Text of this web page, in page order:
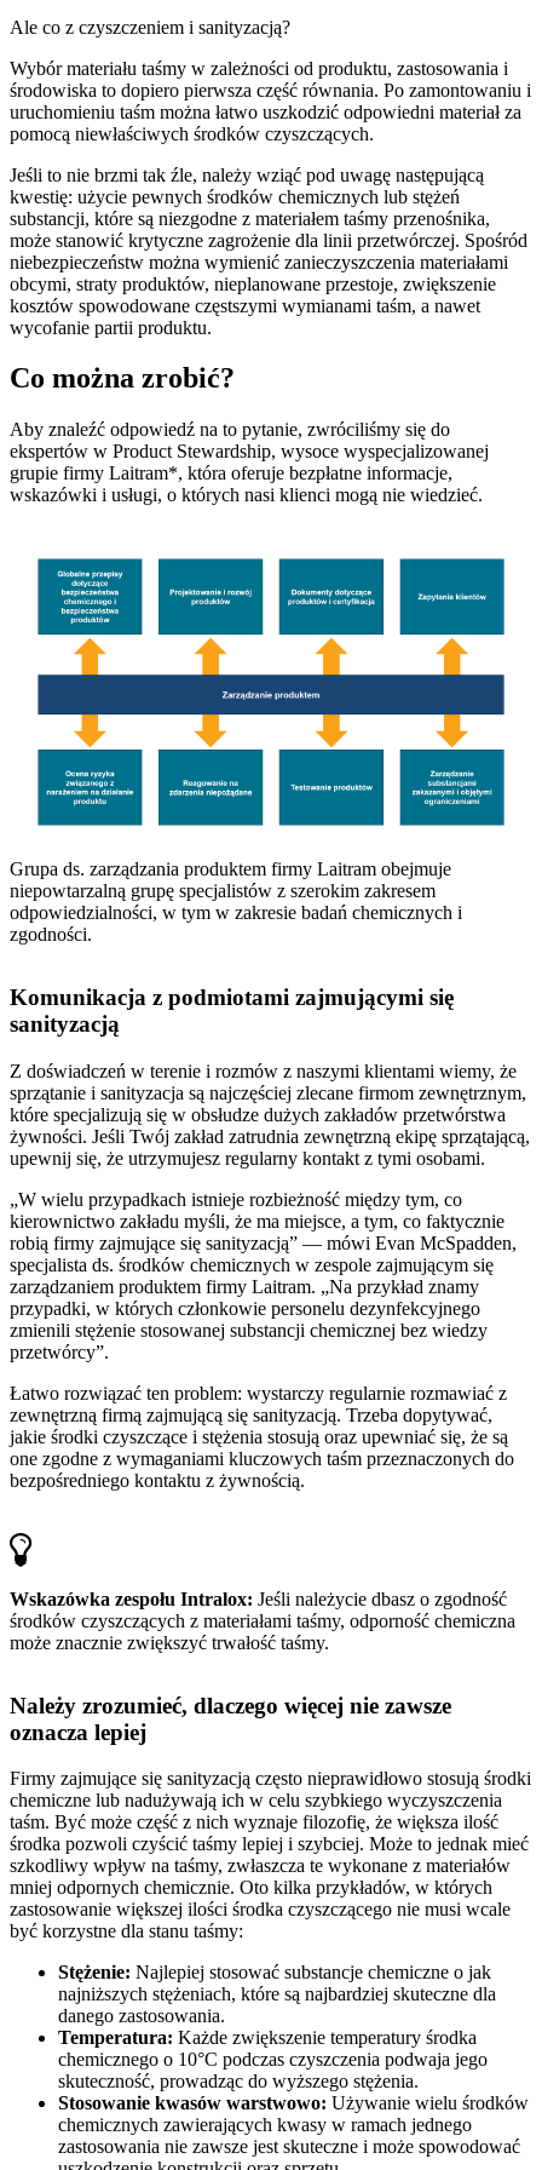
Ale co z czyszczeniem i sanityzacją?
Wybór materiału taśmy w zależności od produktu, zastosowania i
środowiska to dopiero pierwsza część równania. Po zamontowaniu i
uruchomieniu taśm można łatwo uszkodzić odpowiedni materiał za
pomocą niewłaściwych środków czyszczących.
Jeśli to nie brzmi tak źle, należy wziąć pod uwagę następującą
kwestię: użycie pewnych środków chemicznych lub stężeń
substancji, które są niezgodne z materiałem taśmy przenośnika,
może stanowić krytyczne zagrożenie dla linii przetwórczej. Spośród
niebezpieczeństw można wymienić zanieczyszczenia materiałami
obcymi, straty produktów, nieplanowane przestoje, zwiększenie
kosztów spowodowane częstszymi wymianami taśm, a nawet
wycofanie partii produktu.
Co można zrobić?
Aby znaleźć odpowiedź na to pytanie, zwróciliśmy się do
ekspertów w Product Stewardship, wysoce wyspecjalizowanej
grupie firmy Laitram*, która oferuje bezpłatne informacje,
wskazówki i usługi, o których nasi klienci mogą nie wiedzieć.
Grupa ds. zarządzania produktem firmy Laitram obejmuje
niepowtarzalną grupę specjalistów z szerokim zakresem
odpowiedzialności, w tym w zakresie badań chemicznych i
zgodności.
Komunikacja z podmiotami zajmującymi się
sanityzacją
Z doświadczeń w terenie i rozmów z naszymi klientami wiemy, że
sprzątanie i sanityzacja są najczęściej zlecane firmom zewnętrznym,
które specjalizują się w obsłudze dużych zakładów przetwórstwa
żywności. Jeśli Twój zakład zatrudnia zewnętrzną ekipę sprzątającą,
upewnij się, że utrzymujesz regularny kontakt z tymi osobami.
„W wielu przypadkach istnieje rozbieżność między tym, co
kierownictwo zakładu myśli, że ma miejsce, a tym, co faktycznie
robią firmy zajmujące się sanityzacją” — mówi Evan McSpadden,
specjalista ds. środków chemicznych w zespole zajmującym się
zarządzaniem produktem firmy Laitram. „Na przykład znamy
przypadki, w których członkowie personelu dezynfekcyjnego
zmienili stężenie stosowanej substancji chemicznej bez wiedzy
przetwórcy”.
Łatwo rozwiązać ten problem: wystarczy regularnie rozmawiać z
zewnętrzną firmą zajmującą się sanityzacją. Trzeba dopytywać,
jakie środki czyszczące i stężenia stosują oraz upewniać się, że są
one zgodne z wymaganiami kluczowych taśm przeznaczonych do
bezpośredniego kontaktu z żywnością.
Wskazówka zespołu Intralox: Jeśli należycie dbasz o zgodność
środków czyszczących z materiałami taśmy, odporność chemiczna
może znacznie zwiększyć trwałość taśmy.
Należy zrozumieć, dlaczego więcej nie zawsze
oznacza lepiej
Firmy zajmujące się sanityzacją często nieprawidłowo stosują środki
chemiczne lub nadużywają ich w celu szybkiego wyczyszczenia
taśm. Być może część z nich wyznaje filozofię, że większa ilość
środka pozwoli czyścić taśmy lepiej i szybciej. Może to jednak mieć
szkodliwy wpływ na taśmy, zwłaszcza te wykonane z materiałów
mniej odpornych chemicznie. Oto kilka przykładów, w których
zastosowanie większej ilości środka czyszczącego nie musi wcale
być korzystne dla stanu taśmy:
Stężenie: Najlepiej stosować substancje chemiczne o jak
najniższych stężeniach, które są najbardziej skuteczne dla
danego zastosowania.
Temperatura: Każde zwiększenie temperatury środka
chemicznego o 10°C podczas czyszczenia podwaja jego
skuteczność, prowadząc do wyższego stężenia.
Stosowanie kwasów warstwowo: Używanie wielu środków
chemicznych zawierających kwasy w ramach jednego
zastosowania nie zawsze jest skuteczne i może spowodować